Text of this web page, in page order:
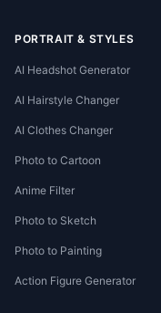
PORTRAIT & STYLES
AI Headshot Generator
AI Hairstyle Changer
AI Clothes Changer
Photo to Cartoon
Anime Filter
Photo to Sketch
Photo to Painting
Action Figure Generator